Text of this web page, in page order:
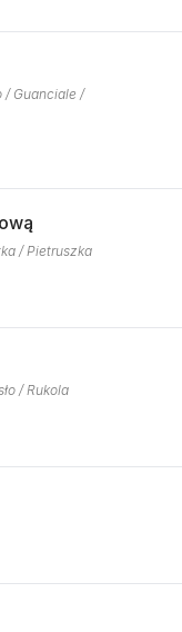
/ Guanciale /
/ Pietruszka
/ Rukola